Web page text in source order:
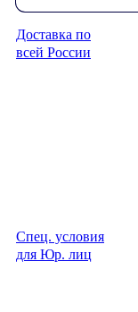
Доставка по
всей России
Спец. условия
для Юр. лиц